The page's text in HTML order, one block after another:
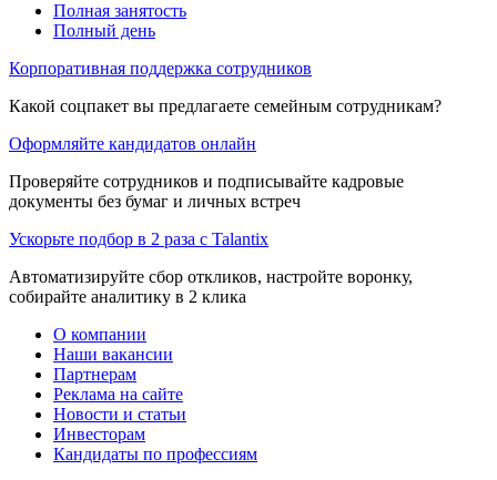
Полная занятость
Полный день
Корпоративная поддержка сотрудников
Какой соцпакет вы предлагаете семейным сотрудникам?
Оформляйте кандидатов онлайн
Проверяйте сотрудников и подписывайте кадровые
документы без бумаг и личных встреч
Ускорьте подбор в 2 раза с Talantix
Автоматизируйте сбор откликов, настройте воронку,
собирайте аналитику в 2 клика
О компании
Наши вакансии
Партнерам
Реклама на сайте
Новости и статьи
Инвесторам
Кандидаты по профессиям